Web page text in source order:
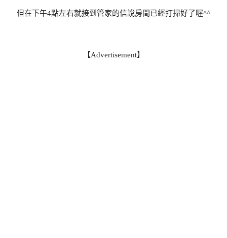
但在下午4點左右就接到管家的信說房間已經打掃好了喔^^
【Advertisement】